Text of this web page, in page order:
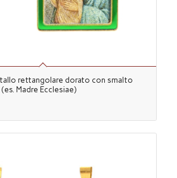
rettangolare dorato con smalto
Madre Ecclesiae)